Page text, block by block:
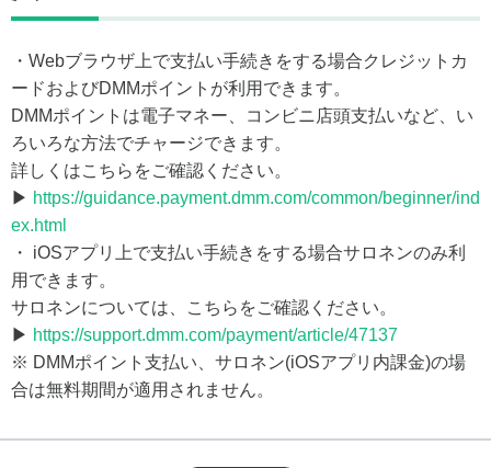
・Webブラウザ上で支払い手続きをする場合クレジットカ
ードおよびDMMポイントが利用できます。
DMMポイントは電子マネー、コンビニ店頭支払いなど、い
ろいろな方法でチャージできます。
詳しくはこちらをご確認ください。
▶ https://guidance.payment.dmm.com/common/beginner/ind
ex.html
・ iOSアプリ上で支払い手続きをする場合サロネンのみ利
用できます。
サロネンについては、こちらをご確認ください。
▶ https://support.dmm.com/payment/article/47137
※ DMMポイント支払い、サロネン(iOSアプリ内課金)の場
合は無料期間が適用されません。